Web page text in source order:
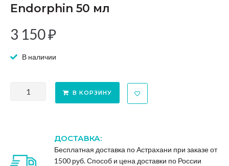
Endorphin 50 мл
3 150₽
В наличии
В КОРЗИНУ
ДОСТАВКА:
Бесплатная доставка по Астрахани при заказе от
1500 руб. Способ и цена доставки по России